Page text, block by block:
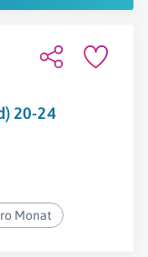
20-24
Monat